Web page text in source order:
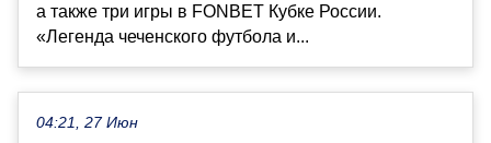
а также три игры в FONBET Кубке России.
«Легенда чеченского футбола и...
04:21, 27 Июн